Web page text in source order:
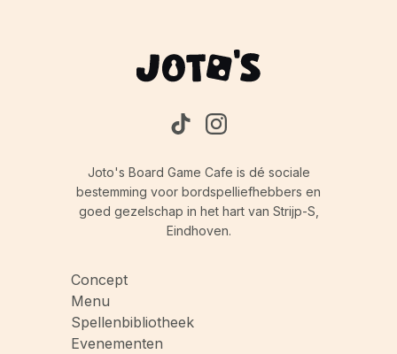
maken hoe je deze activeert.
Joto's Board Game Cafe is dé sociale
bestemming voor bordspelliefhebbers en
goed gezelschap in het hart van Strijp-S,
Eindhoven.
Concept
Menu
Spellenbibliotheek
Evenementen